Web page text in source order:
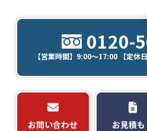
0120-
【営業時間】9:00～17:00 【定休
お問い合わせ お見積も